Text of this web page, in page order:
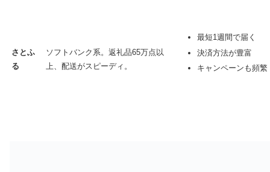
さとふ
る
ソフトバンク系。返礼品65万点以
上、配送がスピーディ。
最短1週間で届く
決済方法が豊富
キャンペーンも頻繁